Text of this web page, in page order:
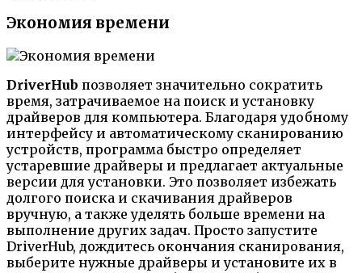
Экономия времени
DriverHub позволяет значительно сократить
время, затрачиваемое на поиск и установку
драйверов для компьютера. Благодаря удобному
интерфейсу и автоматическому сканированию
устройств, программа быстро определяет
устаревшие драйверы и предлагает актуальные
версии для установки. Это позволяет избежать
долгого поиска и скачивания драйверов
вручную, а также уделять больше времени на
выполнение других задач. Просто запустите
DriverHub, дождитесь окончания сканирования,
выберите нужные драйверы и установите их в